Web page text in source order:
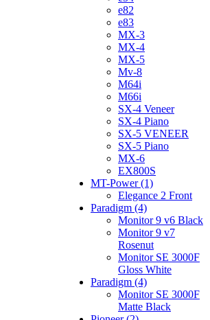
e82
e83
MX-3
MX-4
MX-5
Mv-8
M64i
M66i
SX-4 Veneer
SX-4 Piano
SX-5 VENEER
SX-5 Piano
MX-6
EX800S
MT-Power (1)
Elegance 2 Front
Paradigm (4)
Monitor 9 v6 Black
Monitor 9 v7
Rosenut
Monitor SE 3000F
Gloss White
Paradigm (4)
Monitor SE 3000F
Matte Black